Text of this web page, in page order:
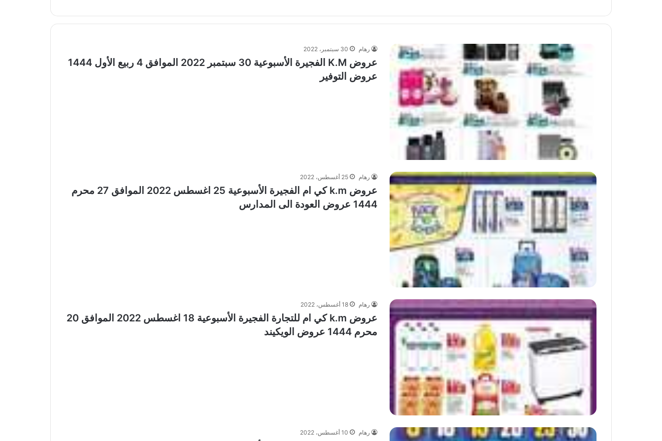
رهام 30 سبتمبر، 2022
عروض K.M الفجيرة الأسبوعية 30 سبتمبر 2022 الموافق 4 ربيع الأول 1444
عروض التوفير
رهام 25 أغسطس، 2022
عروض k.m كي ام الفجيرة الأسبوعية 25 اغسطس 2022 الموافق 27 محرم
1444 عروض العودة الى المدارس
رهام 18 أغسطس، 2022
عروض k.m كي ام للتجارة الفجيرة الأسبوعية 18 اغسطس 2022 الموافق 20
محرم 1444 عروض الويكيند
رهام 10 أغسطس، 2022